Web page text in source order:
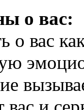
о вас:
о вас